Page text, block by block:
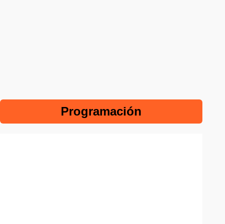
Programación